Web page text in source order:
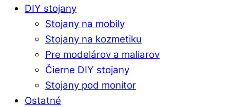
DIY stojany
Stojany na mobily
Stojany na kozmetiku
Pre modelárov a maliarov
Čierne DIY stojany
Stojany pod monitor
Ostatné